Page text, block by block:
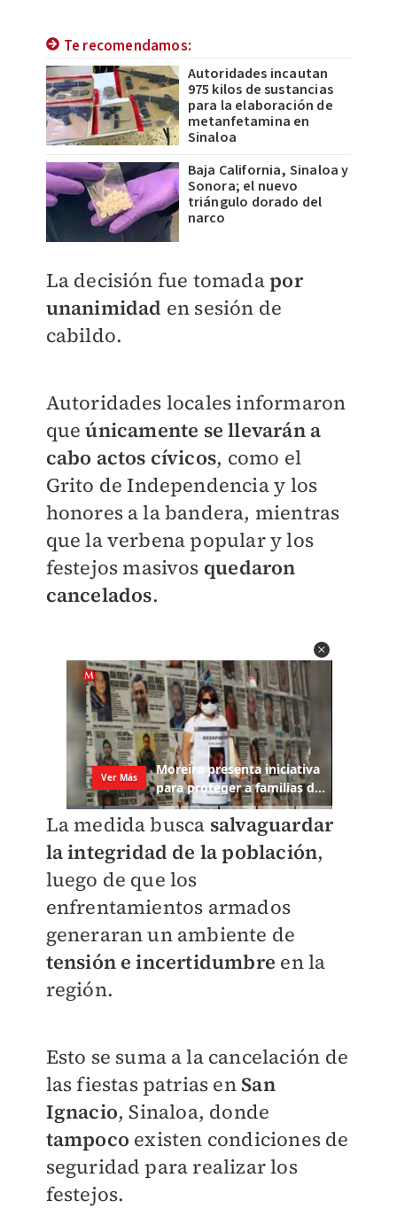
Te recomendamos:
Autoridades incautan
975 kilos de sustancias
para la elaboración de
metanfetamina en
Sinaloa
Baja California, Sinaloa y
Sonora; el nuevo
triángulo dorado del
narco
​La decisión fue tomadapor
unanimidad en sesión de
cabildo.
Autoridades locales informaron
queúnicamente se llevarán a
cabo actos cívicos, como el
Grito de Independencia y los
honores a la bandera, mientras
que la verbena popular y los
festejos masivos quedaron
cancelados.
La medida busca salvaguardar
la integridad de la población,
luego de que los
enfrentamientos armados
generaran un ambiente de
tensión e incertidumbre en la
región.
Esto se suma a la cancelación de
las fiestas patrias en San
Ignacio, Sinaloa, donde
tampoco existen condiciones de
seguridad para realizar los
festejos.